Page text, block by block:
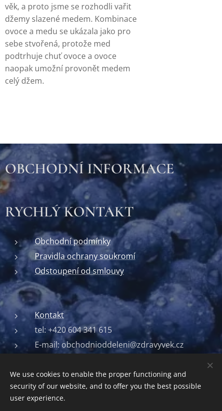
věk, a proto jsme se rozhodli vařit
džemy slazené medem. Kombinace
ovoce a medu se ukázala jako pro
sebe stvořená, protože med
podtrhuje chuť ovoce a ovoce
naopak umožní provonět medem
celý džem.
OBCHODNÍ INFORMACE
RYCHLÝ KONTAKT
Obchodní podmínky
Pravidla ochrany soukromí
Odstoupení od smlouvy
Kontakt
tel: +420 604 341 615
E-mail: obchodnioddeleni@zdravyvek.cz
Vytvořeno pro Zdravý věk
We use cookies to enable the proper functioning and
security of our website, and to offer you the best possible
user experience.